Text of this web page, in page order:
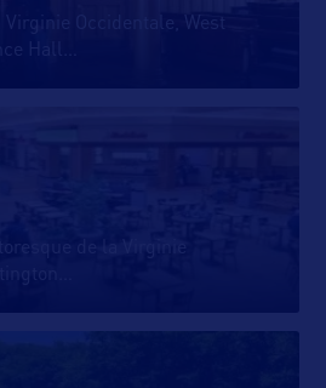
Virginie Occidentale, West
Hall